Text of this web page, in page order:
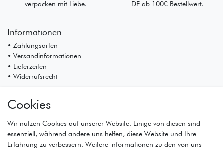
verpacken mit Liebe.
DE ab 100€ Bestellwert.
Informationen
• Zahlungsarten
• Versandinformationen
• Lieferzeiten
• Widerrufsrecht
• Registrierung
• Warenkorb
• Kasse
Cookies
Wir nutzen Cookies auf unserer Website. Einige von diesen sind
essenziell, während andere uns helfen, diese Website und Ihre
Erfahrung zu verbessern. Weitere Informationen zu den von uns